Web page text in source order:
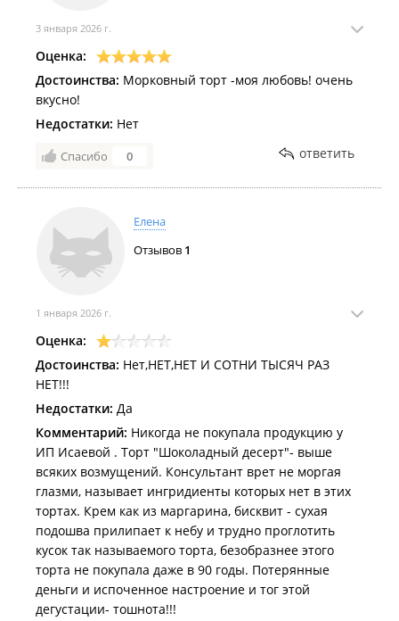
3 января 2026 г.
Оценка:
Достоинства: Морковный торт -моя любовь! очень
вкусно!
Недостатки: Нет
Спасибо 0 ответить
Елена
Отзывов 1
1 января 2026 г.
Оценка:
Достоинства: Нет,НЕТ,НЕТ И СОТНИ ТЫСЯЧ РАЗ
НЕТ!!!
Недостатки: Да
Комментарий: Никогда не покупала продукцию у
ИП Исаевой . Торт "Шоколадный десерт"- выше
всяких возмущений. Консультант врет не моргая
глазми, называет ингридиенты которых нет в этих
тортах. Крем как из маргарина, бисквит - сухая
подошва прилипает к небу и трудно проглотить
кусок так называемого торта, безобразнее этого
торта не покупала даже в 90 годы. Потерянные
деньги и испоченное настроение и тог этой
дегустации- тошнота!!!